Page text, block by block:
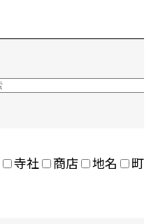
寺社 商店 地名
町村